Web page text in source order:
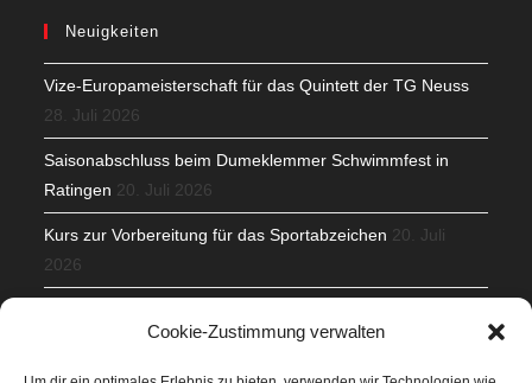
Cookie-Zustimmung verwalten
Neuigkeiten
Vize-Europameisterschaft für das Quintett der TG Neuss
28. Juli 2026
Saisonabschluss beim Dumeklemmer Schwimmfest in
Ratingen 20. Juli 2026
Kurs zur Vorbereitung für das Sportabzeichen 20. Juli
2026